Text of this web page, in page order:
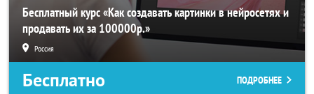
Бесплатный курс «Как создавать картинки в нейросетях и
продавать их за 100000р.»
Россия
Бесплатно ПОДРОБНЕЕ